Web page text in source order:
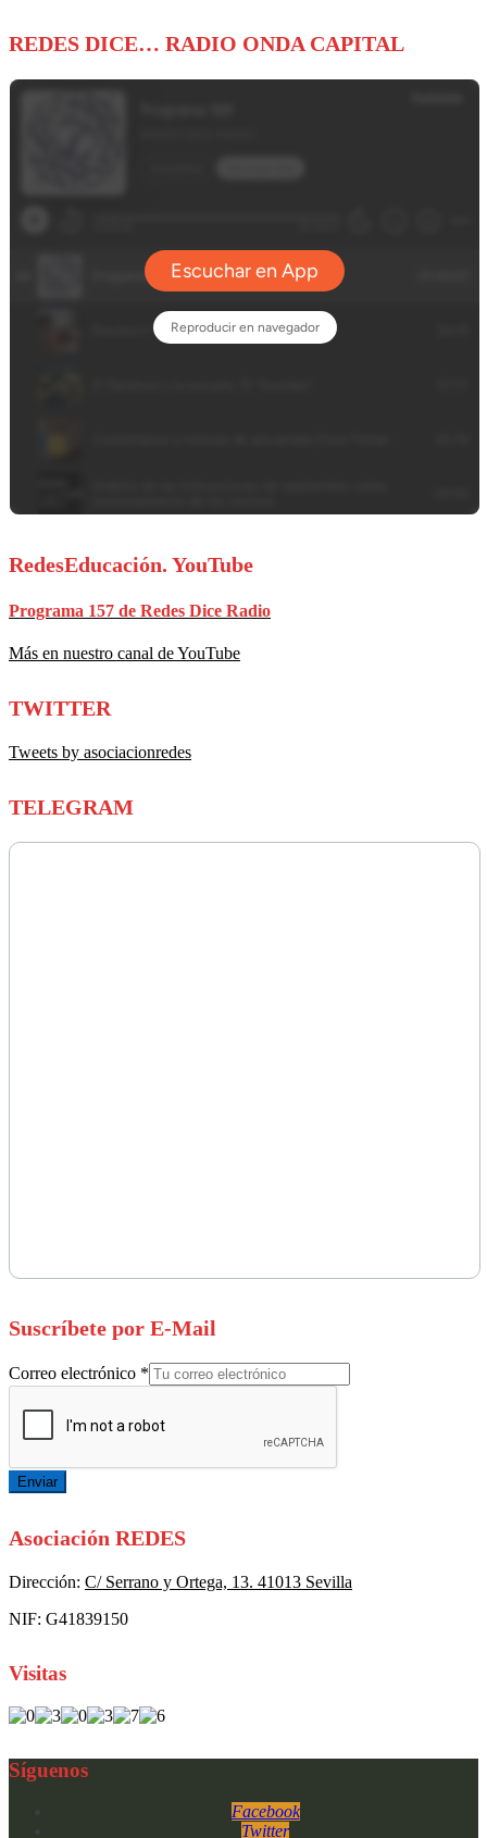
REDES DICE… RADIO ONDA CAPITAL
RedesEducación. YouTube
Programa 157 de Redes Dice Radio
Más en nuestro canal de YouTube
TWITTER
Tweets by asociacionredes
TELEGRAM
Suscríbete por E-Mail
Correo electrónico *
Enviar
Asociación REDES
Dirección: C/ Serrano y Ortega, 13. 41013 Sevilla
NIF: G41839150
Visitas
Síguenos
Facebook
Twitter